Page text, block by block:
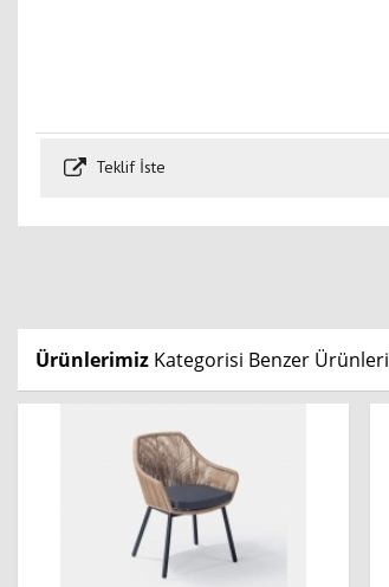
Teklif İste
Ürünlerimiz Kategorisi Benzer Ürünleri